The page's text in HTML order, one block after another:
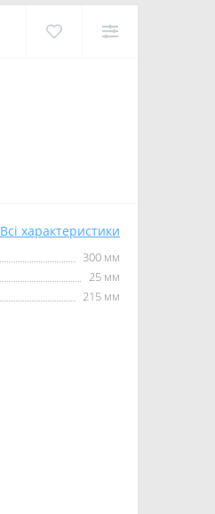
Всі характеристики
300 мм
25 мм
215 мм